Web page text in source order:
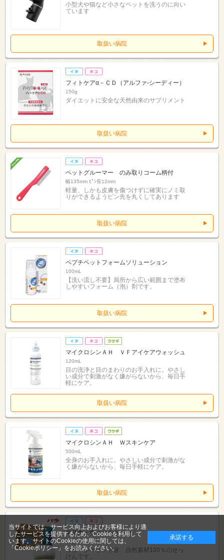
小型犬や猫など小さなペットを洗うのに向い
ています
取扱い病院
フィトケアα－ＣＤ（アルファ‐シーディー）
150g
ダイエットに安全な天然由来のサプリメント
取扱い病院
ペットグルーマー のみ取りコーム柄付
幅135mm ﾋﾟﾝ長12mm
軽量、しかも皮膚を傷つけずに確実にノミ取
りができるようピン先を丸くしてあります
取扱い病院
ペプチベットフォームソリューション
100mL
【洗い流し不要】局所から広い範囲まで塗布
しやすいフォーム（泡）剤です。
取扱い病院
マイクロシンＡＨ ＶＦアイケアウォッシュ
120mL
目の洗浄と目のまわりのお手入れに。やさし
い成分で刺激がなく嫌がらないから、毎日手
軽にケア。
取扱い病院
マイクロシンＡＨ Ｗスキンケア
500mL
全身のお手入れに。やさしい成分で刺激がな
く嫌がらないから、毎日手軽にケア。
取扱い病院
マヌカ・ウォッシュバー
80g
ニュージーランド産 自然素材100％のせっ
けんです。
当サイトでは、サービス向上およびお客様により適
したサービスを提供するため、Cookieを利用して
います。サイトのCookieの使用に関しては、
「Cookieポリシー」 をお読みください。
承諾する